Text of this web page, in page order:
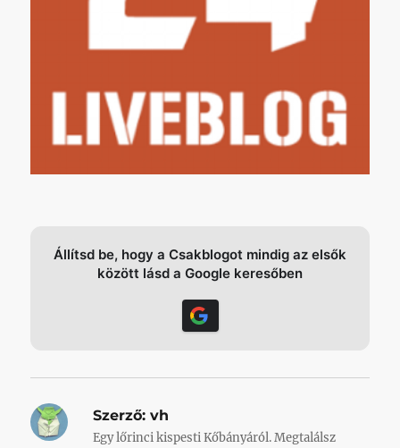
Állítsd be, hogy a Csakblogot mindig az elsők
között lásd a Google keresőben
Szerző: vh
Egy lőrinci kispesti Kőbányáról. Megtalálsz